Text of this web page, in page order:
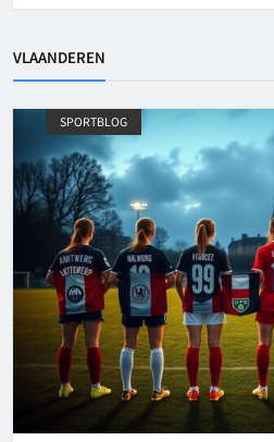
VLAANDEREN
SPORTBLOG